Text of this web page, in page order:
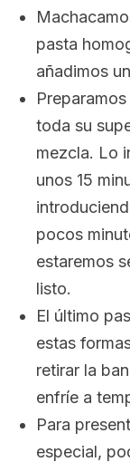
pasta
añadimos
toda su
mezcla. Lo
unos 15
pocos
estaremos
listo.
El último
estas
retirar la
enfríe a
Para
especial,